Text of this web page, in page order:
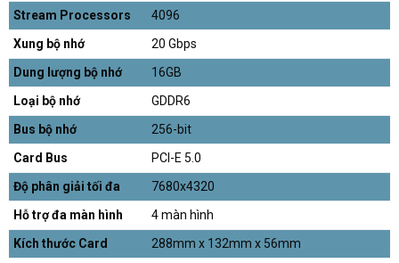
Stream Processors
4096
Xung bộ nhớ
20 Gbps
Dung lượng bộ nhớ
16GB
Loại bộ nhớ
GDDR6
Bus bộ nhớ
256-bit
Card Bus
PCI-E 5.0
Độ phân giải tối đa
7680x4320
Hỗ trợ đa màn hình
4 màn hình
Kích thước Card
288mm x 132mm x 56mm